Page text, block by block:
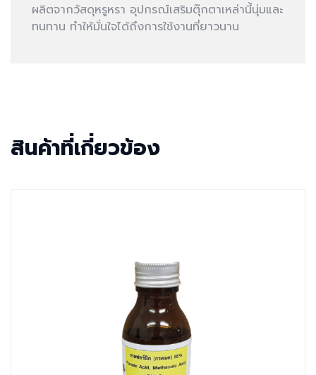
ผลิตจากวัสดุหรูหรา อุปกรณ์เสริมตุ๊กตาเหล่านี้นุ่มและ
ทนทาน ทําให้มั่นใจได้ถึงการใช้งานที่ยาวนาน
สินค้าที่เกี่ยวข้อง